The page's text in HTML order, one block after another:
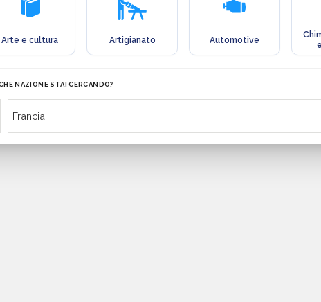
Arte e cultura Artigianato Automotive
NAZIONE STAI CERCANDO?